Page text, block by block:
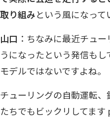
取り組みという風になって
山口 ：ちなみに最近チュ
うになったという発信も
モデルではないですよね。
チューリングの自動運転
たちでもビックリしてます